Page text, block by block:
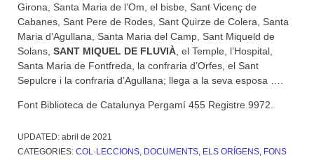
Girona, Santa Maria de l’Om, el bisbe, Sant Vicenç de
Cabanes, Sant Pere de Rodes, Sant Quirze de Colera, Santa
Maria d’Agullana, Santa Maria del Camp, Sant Miqueld de
Solans, SANT MIQUEL DE FLUVIÀ , el Temple, l’Hospital,
Santa Maria de Fontfreda, la confraria d’Orfes, el Sant
Sepulcre i la confraria d’Agullana; llega a la seva esposa ….
Font Biblioteca de Catalunya Pergamí 455 Registre 9972.
UPDATED: abril de 2021
CATEGORIES: COL·LECCIONS, DOCUMENTS, ELS ORÍGENS, FONS